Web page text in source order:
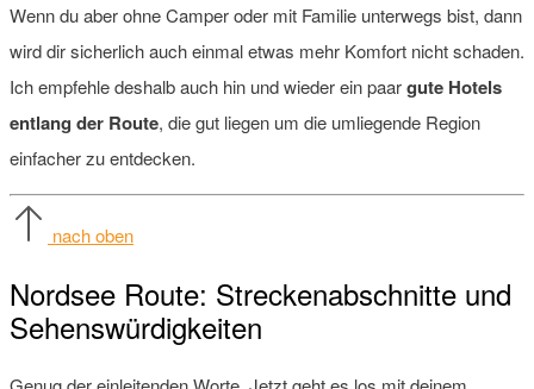
Wenn du aber ohne Camper oder mit Familie unterwegs bist, dann
wird dir sicherlich auch einmal etwas mehr Komfort nicht schaden.
Ich empfehle deshalb auch hin und wieder ein paargute Hotels
entlang der Route, die gut liegen um die umliegende Region
einfacher zu entdecken.
nach oben
Nordsee Route: Streckenabschnitte und
Sehenswürdigkeiten